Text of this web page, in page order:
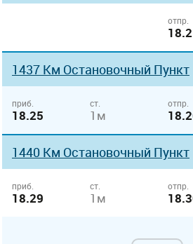
отпр.
1437 Км Остановочный Пункт
приб.
18.25
ст.
1м
отпр.
1440 Км Остановочный Пункт
приб.
18.29
ст.
1м
отпр.